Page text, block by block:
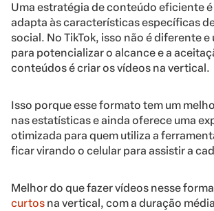
Uma estratégia de conteúdo eficiente é
adapta às características específicas
social. No TikTok, isso não é diferente
para potencializar o alcance e a
conteúdos é criar os vídeos na vertical.
Isso porque esse formato tem um
nas estatísticas e ainda oferece uma
otimizada para quem utiliza a
ficar virando o celular para assistir a
Melhor do que fazer vídeos nesse
curtos na vertical, com a duração